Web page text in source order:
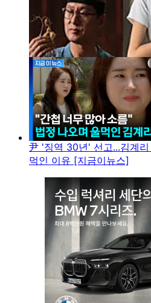
尹 '징역 30년' 선고...김계
먹인 이유 [지금이뉴스]